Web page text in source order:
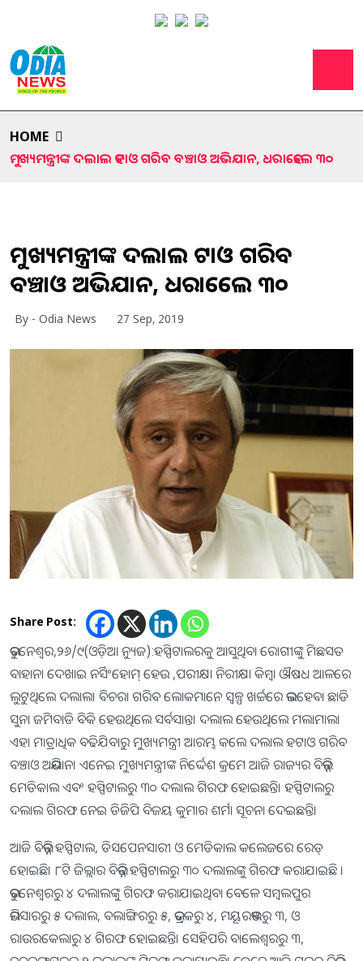
HOME
ମୁଖ୍ୟମନ୍ତ୍ରୀଙ୍କ ଦଲାଲ ହଟାଓ ଗରିବ ବଞ୍ଚାଓ ଅଭିଯାନ, ଧରାହେଲେ ୩୦
ମୁଖ୍ୟମନ୍ତ୍ରୀଙ୍କ ଦଲାଲ ହଟାଓ ଗରିବ
ବଞ୍ଚାଓ ଅଭିଯାନ, ଧରାହେଲେ ୩୦
By - Odia News 27 Sep, 2019
Share Post:
ଭୁବନେଶ୍ବର,୨୬/୯(ଓଡ଼ିଆ ନ୍ୟୁଜ):ହସ୍ପିଟାଲରକୁ ଆସୁଥିବା ରୋଗୀଙ୍କୁ ମିଛସତ
ବାହାନା ଦେଖାଇ ନର୍ସିଂହୋମ୍ ହେଉ ,ପରୀକ୍ଷା ନିରୀକ୍ଷା କିମ୍ୱା ଔଷଧ ଆଳରେ
ଲୁଟୁଥିଲେ ଦଲାଲ। ବିଚରା ଗରିବ ଲୋକମାନେ ସ୍ଵଳ୍ପ ଖର୍ଚ୍ଚରେ ଭଲହେବା ଛାଡି
ସୁନା ଜମିବାଡି ବିକି ହେଉଥିଲେ ସର୍ବସାନ୍ତ। ଦଲାଲ ହେଉଥିଲେ ମଲାମାଲ।
ଏହା ମାତ୍ରାଧିକ ବଢିଯିବାରୁ ମୁଖ୍ୟମନ୍ତ୍ରୀ ଆରମ୍ଭ କଲେ ଦଲାଲ ହଟାଓ ଗରିବ
ବଞ୍ଚାଓ ଅଭିଯାନ। ଏନେଇ ମୁଖ୍ୟମନ୍ତ୍ରୀଙ୍କ ନିର୍ଦ୍ଦେଶ କ୍ରମେ ଆଜି ରାଜ୍ୟର ବିଭିନ୍ନ
ମେଡିକାଲ ଏବଂ ହସ୍ପିଟାଲରୁ ୩୦ ଦଲାଲ ଗିରଫ ହୋଇଛନ୍ତି। ହସ୍ପିଟାଲରୁ
ଦଲାଲ ଗିରଫ ନେଇ ଡିଜିପି ବିଜୟ କୁମାର ଶର୍ମା ସୂଚନା ଦେଇଛନ୍ତି।
ଆଜି ବିଭିନ୍ନ ହସ୍ପିଟାଲ, ଡିସପେନସାରୀ ଓ ମେଡିକାଲ କଲେଜରେ ରେଡ୍
ହୋଇଛି। ୮ଟି ଜିଲ୍ଲାର ବିଭିନ୍ନ ହସ୍ପିଟାଲରୁ ୩୦ ଦଲାଲଙ୍କୁ ଗିରଫ କରାଯାଇଛି ।
ଭୁବନେଶ୍ଵରରୁ ୪ ଦଲାଲଙ୍କୁ ଗିରଫ କରାଯାଇଥିବା ବେଳେ ସମ୍ବଲପୁର
ଭିମସାରରୁ ୫ ଦଲାଲ, ବଲାଙ୍ଗିରରୁ ୫, ଭଦ୍ରକରୁ ୪, ମୟୂରଭଞ୍ଜରୁ ୩, ଓ
ରାଉରକେଲାରୁ ୪ ଗିରଫ ହୋଇଛନ୍ତି। ସେହିପରି ବାଲେଶ୍ଵରରୁ ୩,